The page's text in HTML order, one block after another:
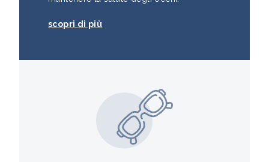
scopri di più